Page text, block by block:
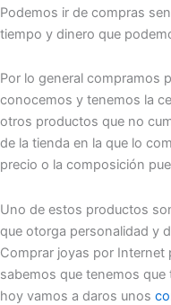
Podemos ir de compras
tiempo y dinero que
Por lo general compramos
conocemos y tenemos la
otros productos que no
de la tienda en la que lo
precio o la composición
Uno de estos productos
que otorga personalidad y
Comprar joyas por Internet
sabemos que tenemos que
hoy vamos a daros unos